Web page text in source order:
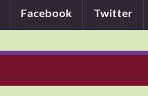
Facebook Twitter